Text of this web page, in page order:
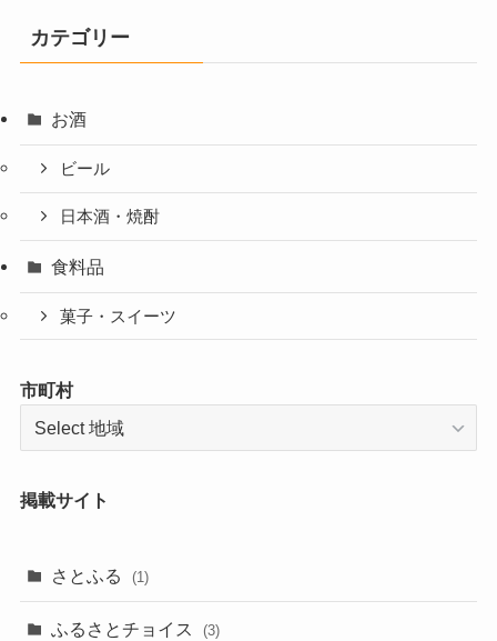
カテゴリー
お酒
ビール
日本酒・焼酎
食料品
菓子・スイーツ
市町村
地域
掲載サイト
さとふる (1)
ふるさとチョイス (3)